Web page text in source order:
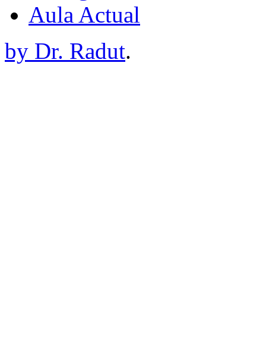
Aula Actual
by Dr. Radut.